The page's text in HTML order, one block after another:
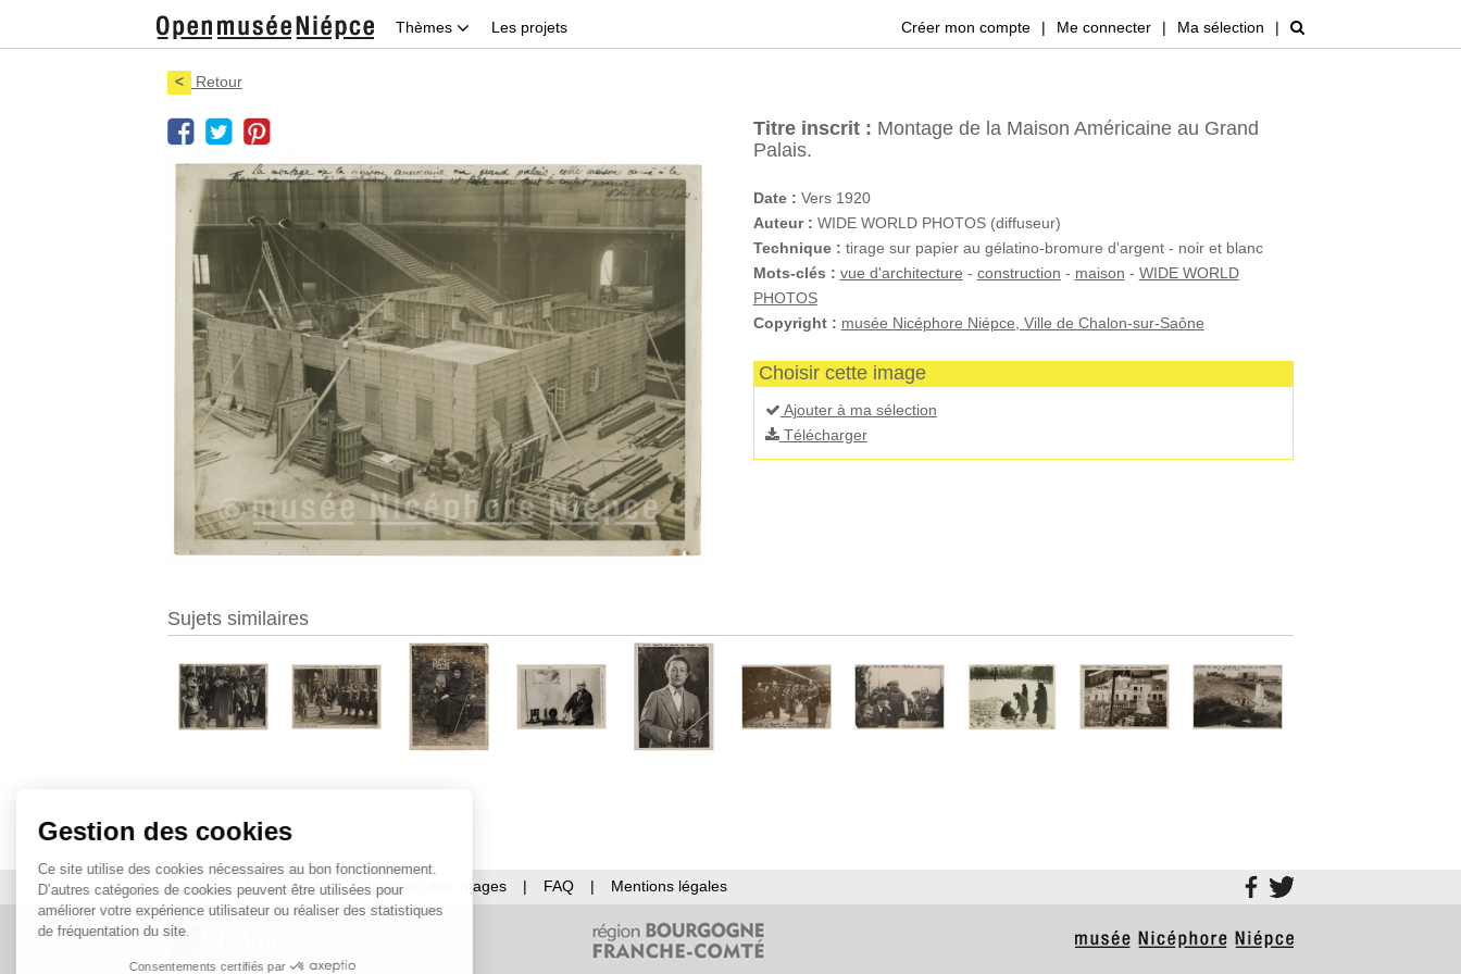
Thèmes Les projets Créer mon compte | Me connecter | Ma sélection |
< Retour
Titre inscrit : Montage de la Maison Américaine au Grand
Palais.
Date : Vers 1920
Auteur : WIDE WORLD PHOTOS (diffuseur)
Technique : tirage sur papier au gélatino-bromure d'argent - noir et blanc
Mots-clés : vue d'architecture - construction - maison - WIDE WORLD
PHOTOS
Copyright : musée Nicéphore Niépce, Ville de Chalon-sur-Saône
Choisir cette image
Ajouter à ma sélection
Télécharger
Sujets similaires
À propos | Contact | Utilisation des images | FAQ | Mentions légales
Gestion des cookies
Ce site utilise des cookies nécessaires au bon fonctionnement.
D’autres catégories de cookies peuvent être utilisées pour
améliorer votre expérience utilisateur ou réaliser des statistiques
de fréquentation du site.
Consentements certifiés par